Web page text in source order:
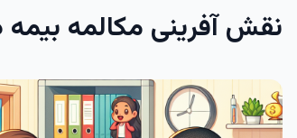
نقش‌ آفرینی مکالمه بیمه